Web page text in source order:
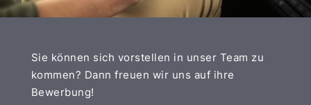
Sie können sich vorstellen in unser Team zu
kommen? Dann freuen wir uns auf ihre
Bewerbung!